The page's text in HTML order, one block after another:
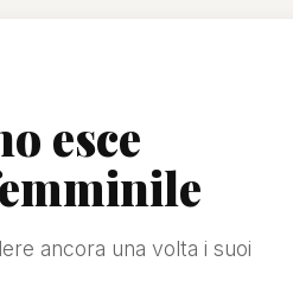
esce
ancora una volta i suoi